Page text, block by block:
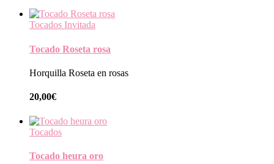
Tocados Invitada
Tocado Roseta rosa
Horquilla Roseta en rosas
20,00€
Tocados
Tocado heura oro